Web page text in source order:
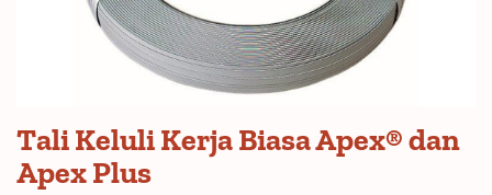
Tali Keluli Kerja Biasa Apex® dan
Apex Plus